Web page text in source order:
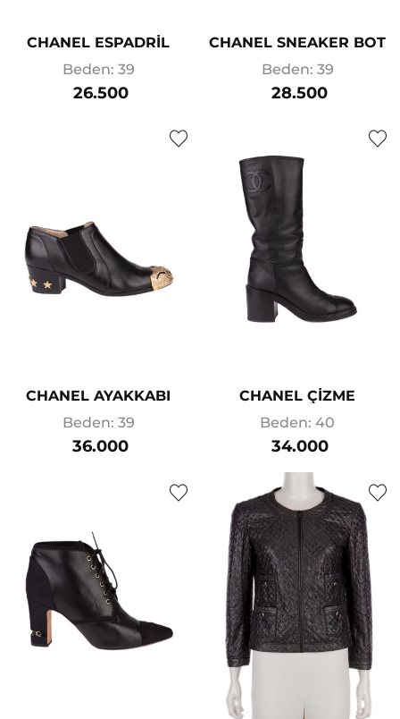
CHANEL ESPADRİL
Beden: 39
26.500
CHANEL SNEAKER BOT
Beden: 39
28.500
CHANEL AYAKKABI
Beden: 39
36.000
CHANEL ÇİZME
Beden: 40
34.000